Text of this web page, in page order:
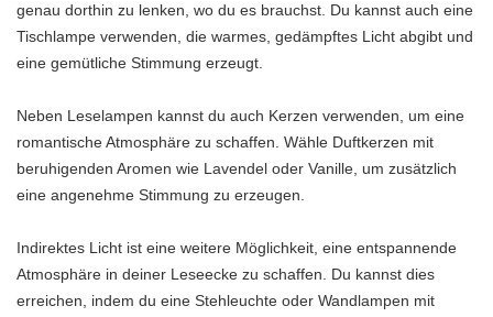
genau dorthin zu lenken, wo du es brauchst. Du kannst auch eine
Tischlampe verwenden, die warmes, gedämpftes Licht abgibt und
eine gemütliche Stimmung erzeugt.
Neben Leselampen kannst du auch Kerzen verwenden, um eine
romantische Atmosphäre zu schaffen. Wähle Duftkerzen mit
beruhigenden Aromen wie Lavendel oder Vanille, um zusätzlich
eine angenehme Stimmung zu erzeugen.
Indirektes Licht ist eine weitere Möglichkeit, eine entspannende
Atmosphäre in deiner Leseecke zu schaffen. Du kannst dies
erreichen, indem du eine Stehleuchte oder Wandlampen mit